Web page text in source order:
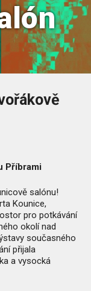
Příbrami
salónu!
Kounice,
pro potkávání
okolí nad
současného
přijala
a vysocká